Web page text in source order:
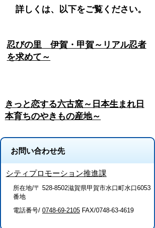
詳しくは、以下をご覧ください。
忍びの里 伊賀・甲賀～リアル忍者
を求めて～
きっと恋する六古窯～日本生まれ日
本育ちのやきもの産地～
お問い合わせ先
シティプロモーション推進課
所在地/〒 528-8502滋賀県甲賀市水口町水口6053
番地
電話番号/ 0748-69-2105 FAX/0748-63-4619